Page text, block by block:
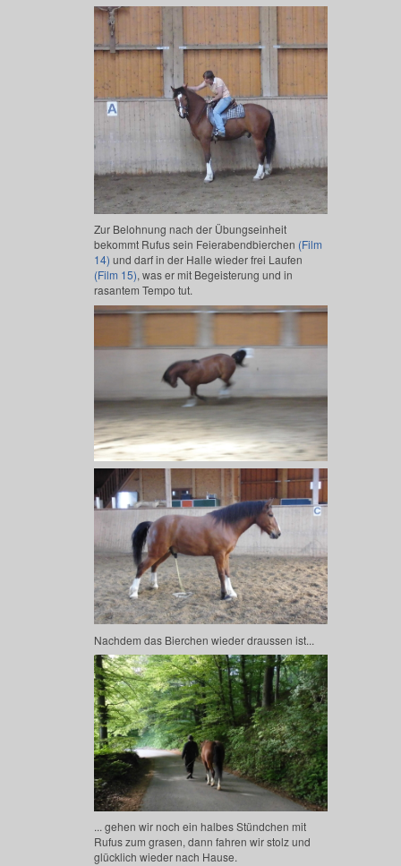
Zur Belohnung nach der Übungseinheit
bekommt Rufus sein Feierabendbierchen (Film
14) und darf in der Halle wieder frei Laufen
(Film 15), was er mit Begeisterung und in
rasantem Tempo tut.
Nachdem das Bierchen wieder draussen ist...
... gehen wir noch ein halbes Stündchen mit
Rufus zum grasen, dann fahren wir stolz und
glücklich wieder nach Hause.